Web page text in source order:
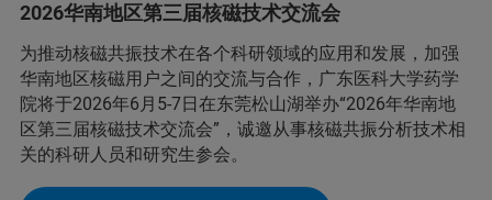
2026华南地区第三届核磁技术交流会
为推动核磁共振技术在各个科研领域的应用和发展，加强
华南地区核磁用户之间的交流与合作，广东医科大学药学
院将于2026年6月5-7日在东莞松山湖举办“2026年华南地
区第三届核磁技术交流会”，诚邀从事核磁共振分析技术相
关的科研人员和研究生参会。